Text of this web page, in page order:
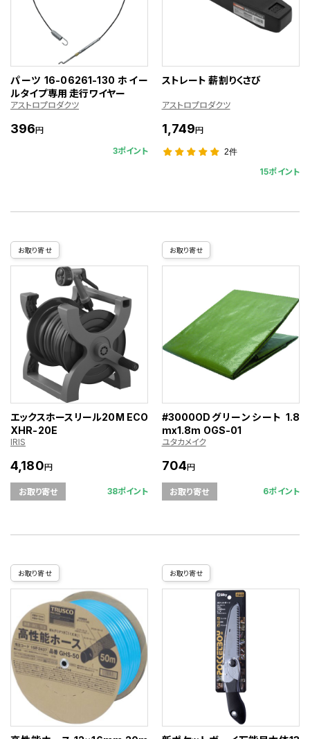
パーツ 16-06261-130 ホイー
ルタイプ専用 走行ワイヤー
アストロプロダクツ
396円
3ポイント
ストレート 薪割りくさび
アストロプロダクツ
1,749円
2件
15ポイント
お取り寄せ
エックスホースリール20M ECO
XHR-20E
IRIS
4,180円
お取り寄せ 38ポイント
お取り寄せ
#3000ODグリーンシート 1.8
mx1.8m OGS-01
ユタカメイク
704円
お取り寄せ 6ポイント
お取り寄せ お取り寄せ